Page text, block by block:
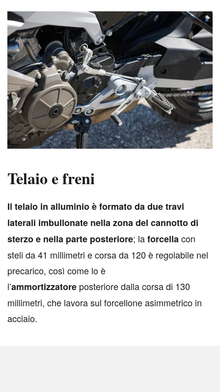
Telaio e freni
Il telaio in alluminio è formato da due travi
laterali imbullonate nella zona del cannotto di
sterzo e nella parte posteriore; laforcellacon
steli da 41 millimetri e corsa da 120 è regolabile nel
precarico, così come lo è
l’ammortizzatore posteriore dalla corsa di 130
millimetri, che lavora sul forcellone asimmetrico in
acciaio.